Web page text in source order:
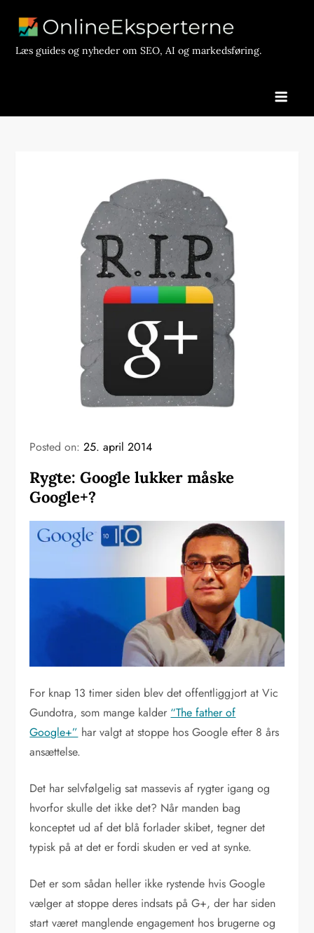
contentLæs guides og nyheder om SEO, AI og markedsføring.
Posted on:25. april 2014
Rygte: Google lukker måske
Google+?
For knap 13 timer siden blev det offentliggjort at Vic
Gundotra, som mange kalder “The father of
Google+” har valgt at stoppe hos Google efter 8 års
ansættelse.
Det har selvfølgelig sat massevis af rygter igang og
hvorfor skulle det ikke det? Når manden bag
konceptet ud af det blå forlader skibet, tegner det
typisk på at det er fordi skuden er ved at synke.
Det er som sådan heller ikke rystende hvis Google
vælger at stoppe deres indsats på G+, der har siden
start været manglende engagement hos brugerne og